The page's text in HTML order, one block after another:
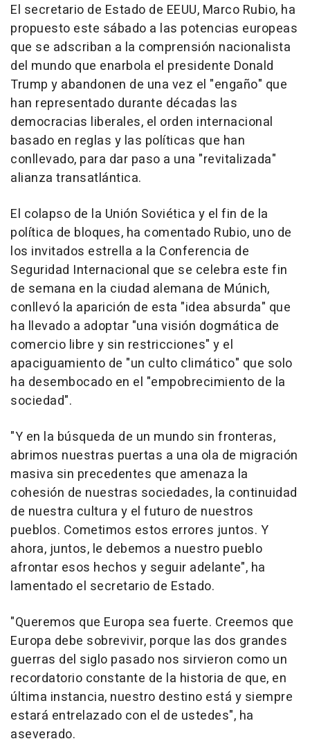
El secretario de Estado de EEUU, Marco Rubio, ha
propuesto este sábado a las potencias europeas
que se adscriban a la comprensión nacionalista
del mundo que enarbola el presidente Donald
Trump y abandonen de una vez el "engaño" que
han representado durante décadas las
democracias liberales, el orden internacional
basado en reglas y las políticas que han
conllevado, para dar paso a una "revitalizada"
alianza transatlántica.
El colapso de la Unión Soviética y el fin de la
política de bloques, ha comentado Rubio, uno de
los invitados estrella a la Conferencia de
Seguridad Internacional que se celebra este fin
de semana en la ciudad alemana de Múnich,
conllevó la aparición de esta "idea absurda" que
ha llevado a adoptar "una visión dogmática de
comercio libre y sin restricciones" y el
apaciguamiento de "un culto climático" que solo
ha desembocado en el "empobrecimiento de la
sociedad".
"Y en la búsqueda de un mundo sin fronteras,
abrimos nuestras puertas a una ola de migración
masiva sin precedentes que amenaza la
cohesión de nuestras sociedades, la continuidad
de nuestra cultura y el futuro de nuestros
pueblos. Cometimos estos errores juntos. Y
ahora, juntos, le debemos a nuestro pueblo
afrontar esos hechos y seguir adelante", ha
lamentado el secretario de Estado.
"Queremos que Europa sea fuerte. Creemos que
Europa debe sobrevivir, porque las dos grandes
guerras del siglo pasado nos sirvieron como un
recordatorio constante de la historia de que, en
última instancia, nuestro destino está y siempre
estará entrelazado con el de ustedes", ha
aseverado.